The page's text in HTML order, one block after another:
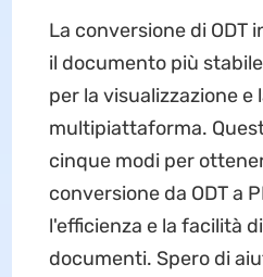
La conversione di ODT
il documento più
per la visualizzazione e
multipiattaforma.
cinque modi per
conversione da ODT a
l'efficienza e la facilità
documenti. Spero di